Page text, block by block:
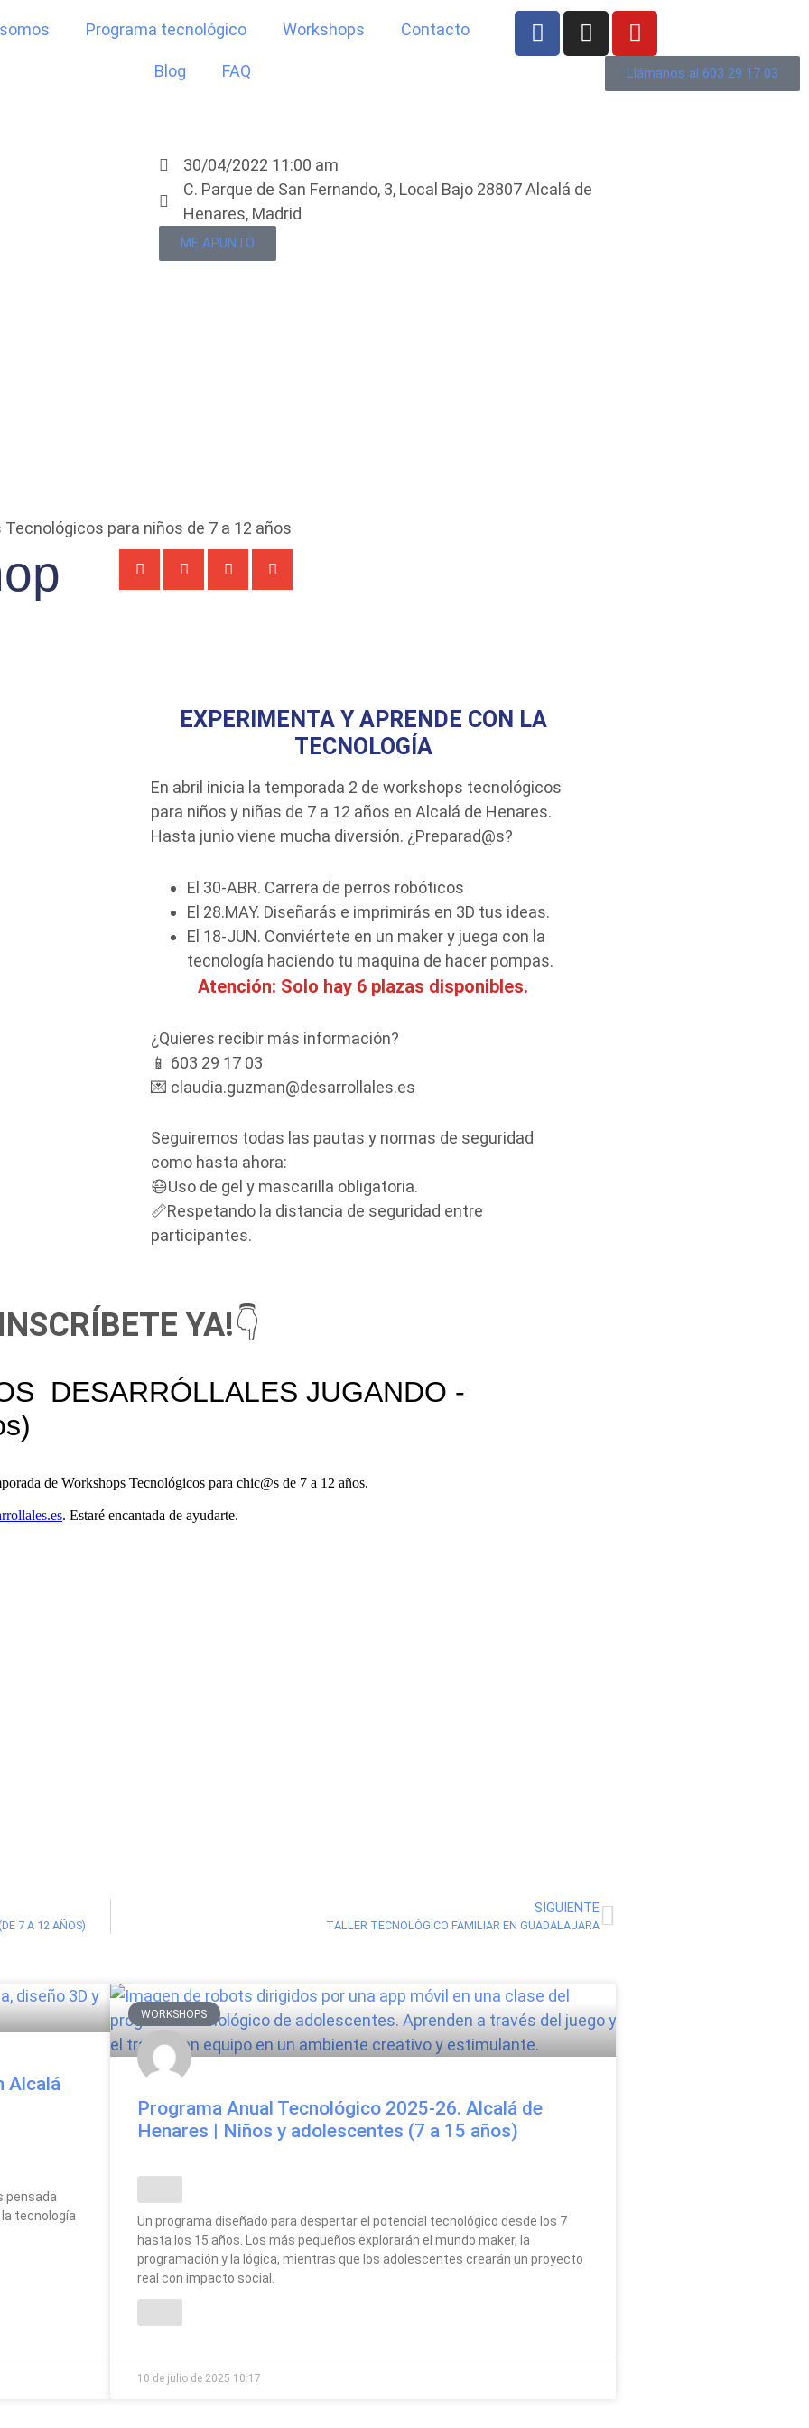
Programa tecnológico Workshops Contacto
Blog FAQ Llámanos al 603 29 17 03
30/04/2022 11:00 am
C. Parque de San Fernando, 3, Local Bajo 28807 Alcalá de
Henares, Madrid
ME APUNTO
EXPERIMENTA Y APRENDE CON LA
TECNOLOGÍA
En abril inicia la temporada 2 de workshops tecnológicos
para niños y niñas de 7 a 12 años en Alcalá de Henares.
Hasta junio viene mucha diversión. ¿Preparad@s?
El 30-ABR. Carrera de perros robóticos
El 28.MAY. Diseñarás e imprimirás en 3D tus ideas.
El 18-JUN. Conviértete en un maker y juega con la
tecnología haciendo tu maquina de hacer pompas.
Atención: Solo hay 6 plazas disponibles.
¿Quieres recibir más información?
📱 603 29 17 03
💌 claudia.guzman@desarrollales.es
Seguiremos todas las pautas y normas de seguridad
como hasta ahora:
😷Uso de gel y mascarilla obligatoria.
📏Respetando la distancia de seguridad entre
participantes.
YA!👇
7 A 12 AÑOS)
SIGUIENTE
TALLER TECNOLÓGICO FAMILIAR EN GUADALAJARA
Alcalá
pensada
tecnología
WORKSHOPS
Programa Anual Tecnológico 2025-26. Alcalá de
Henares | Niños y adolescentes (7 a 15 años)
Un programa diseñado para despertar el potencial tecnológico desde los 7
hasta los 15 años. Los más pequeños explorarán el mundo maker, la
programación y la lógica, mientras que los adolescentes crearán un proyecto
real con impacto social.
10 de julio de 2025 10:17